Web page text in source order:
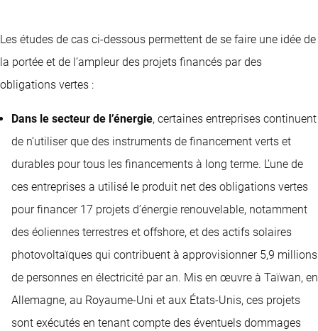
Les études de cas ci-dessous permettent de se faire une idée de
la portée et de l’ampleur des projets financés par des
obligations vertes :
Dans le secteur de l’énergie, certaines entreprises continuent
de n’utiliser que des instruments de financement verts et
durables pour tous les financements à long terme. L’une de
ces entreprises a utilisé le produit net des obligations vertes
pour financer 17 projets d’énergie renouvelable, notamment
des éoliennes terrestres et offshore, et des actifs solaires
photovoltaïques qui contribuent à approvisionner 5,9 millions
de personnes en électricité par an. Mis en œuvre à Taïwan, en
Allemagne, au Royaume-Uni et aux États-Unis, ces projets
sont exécutés en tenant compte des éventuels dommages